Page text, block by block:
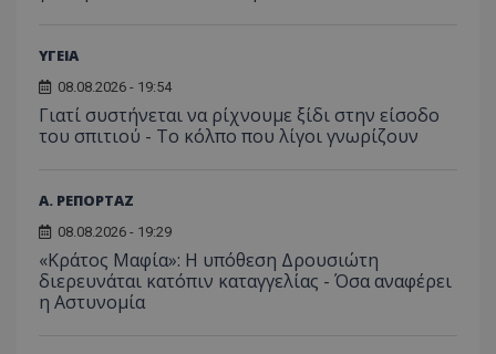
ΥΓΕΙΑ
08.08.2026 - 19:54
Γιατί συστήνεται να ρίχνουμε ξίδι στην είσοδο
του σπιτιού - Το κόλπο που λίγοι γνωρίζουν
Α. ΡΕΠΟΡΤΑΖ
08.08.2026 - 19:29
«Κράτος Μαφία»: Η υπόθεση Δρουσιώτη
διερευνάται κατόπιν καταγγελίας - Όσα αναφέρει
η Αστυνομία